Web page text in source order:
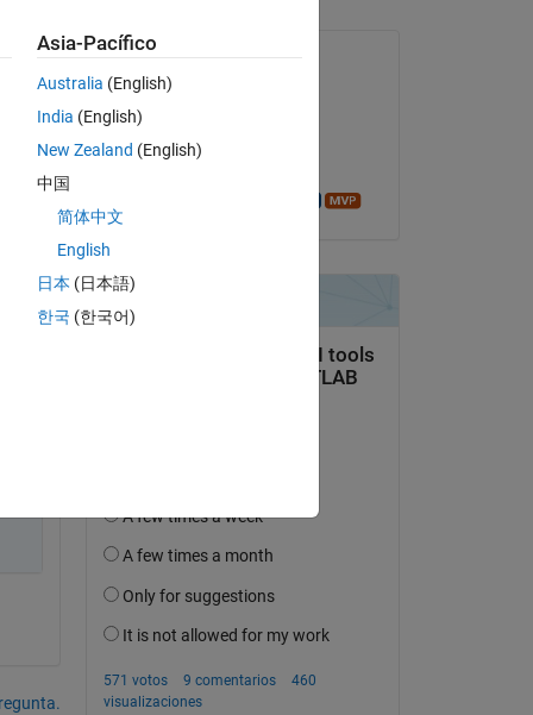
1
1
uncung fgv
el 16 de Mayo de 2013
Asia-Pacífico
Australia (English)
India (English)
New Zealand (English)
中国
简体中文
English
日本 (日本語)
한국 (한국어)